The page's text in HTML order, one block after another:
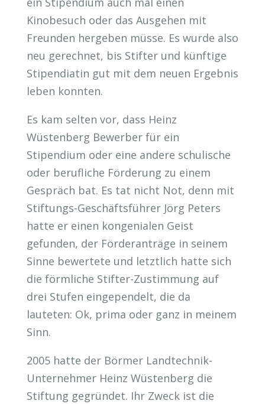
Kinobesuch oder das Ausgehen mit
Freunden hergeben müsse. Es wurde also
neu gerechnet, bis Stifter und künftige
Stipendiatin gut mit dem neuen Ergebnis
leben konnten.
Es kam selten vor, dass Heinz
Wüstenberg Bewerber für ein
Stipendium oder eine andere schulische
oder berufliche Förderung zu einem
Gespräch bat. Es tat nicht Not, denn mit
Stiftungs-Geschäftsführer Jörg Peters
hatte er einen kongenialen Geist
gefunden, der Förderanträge in seinem
Sinne bewertete und letztlich hatte sich
die förmliche Stifter-Zustimmung auf
drei Stufen eingependelt, die da
lauteten: Ok, prima oder ganz in meinem
Sinn.
2005 hatte der Börmer Landtechnik-
Unternehmer Heinz Wüstenberg die
Stiftung gegründet. Ihr Zweck ist die